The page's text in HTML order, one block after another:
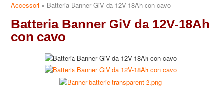
Home
Prodotti
Software
Su di noi
Contattaci
Accessori » Batteria Banner GiV da 12V-18Ah con cavo
Batteria Banner GiV da 12V-18Ah
con cavo